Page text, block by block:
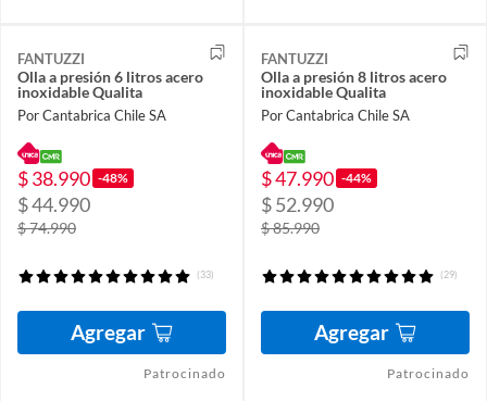
FANTUZZI
Olla a presión 6 litros acero
inoxidable Qualita
Por Cantabrica Chile SA
$ 38.990 -48%
$ 44.990
$ 74.990
(33)
Agregar
Patrocinado
FANTUZZI
Olla a presión 8 litros acero
inoxidable Qualita
Por Cantabrica Chile SA
$ 47.990 -44%
$ 52.990
$ 85.990
(29)
Agregar
Patrocinado